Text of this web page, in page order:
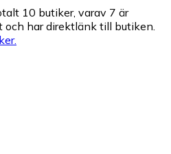
10 butiker, varav 7 är
och har direktlänk till butiken.